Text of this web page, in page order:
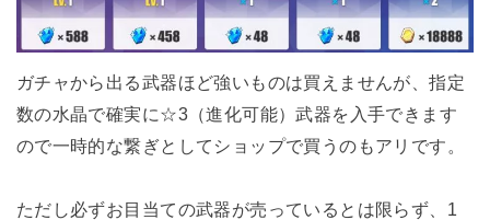
ガチャから出る武器ほど強いものは買えませんが、指定
数の水晶で確実に☆3（進化可能）武器を入手できます
ので一時的な繋ぎとしてショップで買うのもアリです。
ただし必ずお目当ての武器が売っているとは限らず、1